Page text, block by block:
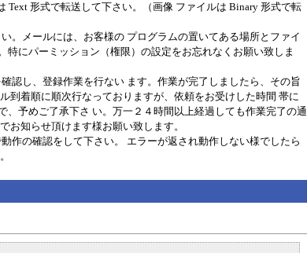
Text 形式で転送して下さい。（画像 ファイルは Binary 形式で転
。メールには、お客様の プログラムの置いてある場所とファイ
特にパーミッション（権限）の設定をお忘れなくお願い致しま
認し、登録作業を行ない ます。作業が完了しましたら、その旨
到着順に順次行なっておりますが、依頼をお受けした時間 帯に
、予めご了承下さ い。万一２４時間以上経過しても作業完了の通
お知らせ頂けます様お願い致します。
作の確認をして下さい。 エラーが返され動作しない様でしたら